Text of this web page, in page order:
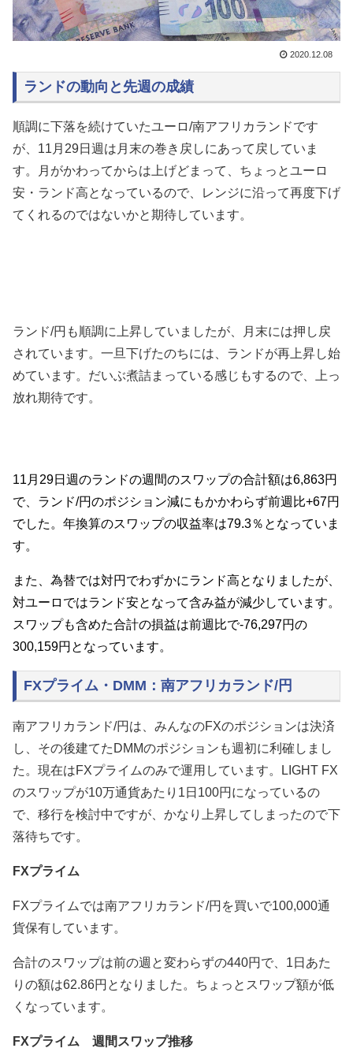
2020.12.08
ランドの動向と先週の成績
順調に下落を続けていたユーロ/南アフリカランドです
が、11月29日週は月末の巻き戻しにあって戻していま
す。月がかわってからは上げどまって、ちょっとユーロ
安・ランド高となっているので、レンジに沿って再度下げ
てくれるのではないかと期待しています。
ランド/円も順調に上昇していましたが、月末には押し戻
されています。一旦下げたのちには、ランドが再上昇し始
めています。だいぶ煮詰まっている感じもするので、上っ
放れ期待です。
11月29日週のランドの週間のスワップの合計額は6,863円
で、ランド/円のポジション減にもかかわらず前週比+67円
でした。年換算のスワップの収益率は79.3％となっていま
す。
また、為替では対円でわずかにランド高となりましたが、
対ユーロではランド安となって含み益が減少しています。
スワップも含めた合計の損益は前週比で-76,297円の
300,159円となっています。
FXプライム・DMM：南アフリカランド/円
南アフリカランド/円 は、みんなのFXのポジションは決済
し、その後建てたDMMのポジションも週初に利確しまし
た。現在はFXプライムのみで運用しています。LIGHT FX
のスワップが10万通貨あたり1日100円になっているの
で、移行を検討中ですが、かなり上昇してしまったので下
落待ちです。
FXプライム
FXプライムでは南アフリカランド/円を買いで100,000通
貨保有しています。
合計のスワップは前の週と変わらずの440円で、1日あた
りの額は62.86円となりました。ちょっとスワップ額が低
くなっています。
FXプライム 週間スワップ推移